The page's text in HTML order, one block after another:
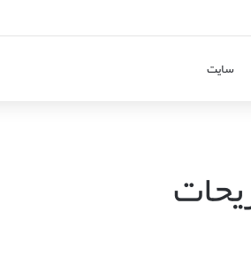
سایت